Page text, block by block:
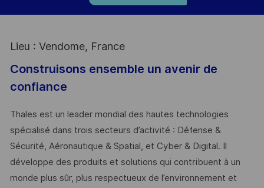
Lieu : Vendome, France
Construisons ensemble un avenir de
confiance
Thales est un leader mondial des hautes technologies
spécialisé dans trois secteurs d’activité : Défense &
Sécurité, Aéronautique & Spatial, et Cyber & Digital. Il
développe des produits et solutions qui contribuent à un
monde plus sûr, plus respectueux de l’environnement et